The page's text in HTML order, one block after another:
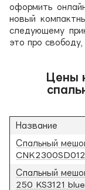
оформить
новый
следующему
это про
Цены
Название
Спальный
Спальный
250 KS3121 blue